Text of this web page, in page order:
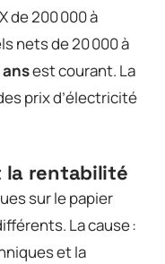
de 200 000 à
nets de 20 000 à
ansest courant. La
prix d’électricité
la rentabilité
sur le papier
La cause :
et la